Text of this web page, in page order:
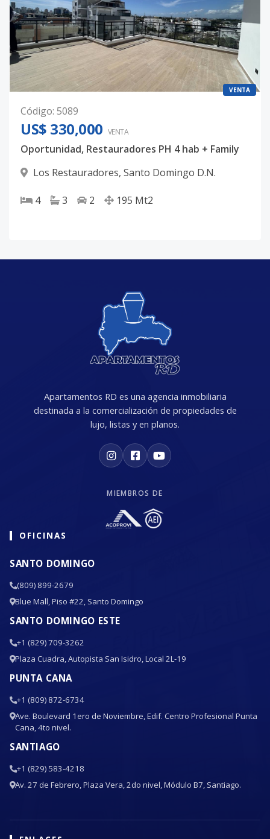
VENTA
Código: 5089
US$ 330,000 VENTA
Oportunidad, Restauradores PH 4 hab + Family
Los Restauradores, Santo Domingo D.N.
4 3 2 195 Mt2
Apartamentos RD es una agencia inmobiliaria
destinada a la comercialización de propiedades de
lujo, listas y en planos.
MIEMBROS DE
OFICINAS
SANTO DOMINGO
(809) 899-2679
Blue Mall, Piso #22, Santo Domingo
SANTO DOMINGO ESTE
+1 (829) 709-3262
Plaza Cuadra, Autopista San Isidro, Local 2L-19
PUNTA CANA
+1 (809) 872-6734
Ave. Boulevard 1ero de Noviembre, Edif. Centro Profesional Punta
Cana, 4to nivel.
SANTIAGO
+1 (829) 583-4218
Av. 27 de Febrero, Plaza Vera, 2do nivel, Módulo B7, Santiago.